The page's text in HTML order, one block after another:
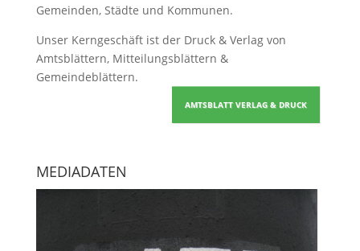
Gemeinden, Städte und Kommunen.
Unser Kerngeschäft ist der Druck & Verlag von
Amtsblättern, Mitteilungsblättern &
Gemeindeblättern.
AMTSBLATT VERLAG & DRUCK
MEDIADATEN